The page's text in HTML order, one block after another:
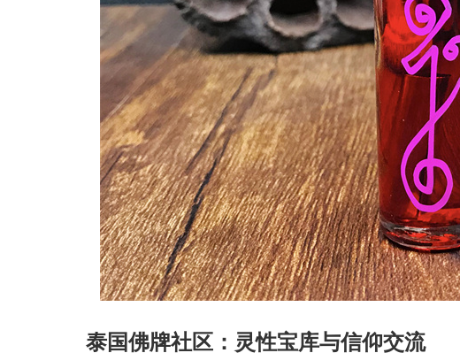
泰国佛牌社区：灵性宝库与信仰交流